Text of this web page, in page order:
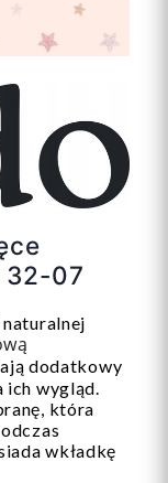
32-07
dodatkowy
wygląd.
która
wkładkę